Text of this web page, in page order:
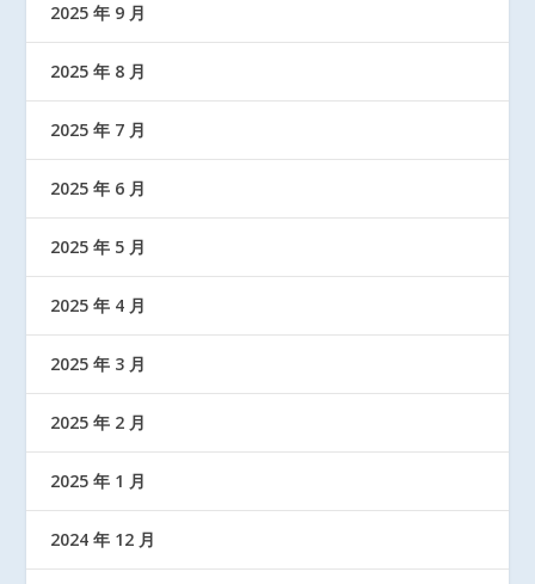
2025 年 9 月
2025 年 8 月
2025 年 7 月
2025 年 6 月
2025 年 5 月
2025 年 4 月
2025 年 3 月
2025 年 2 月
2025 年 1 月
2024 年 12 月